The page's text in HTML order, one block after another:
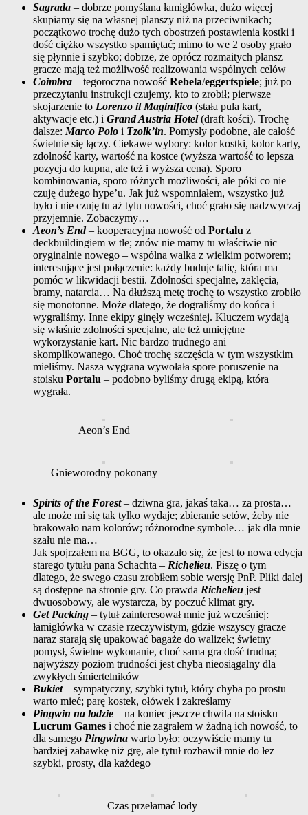
Sagrada – dobrze pomyślana łamigłówka, dużo więcej
skupiamy się na własnej planszy niż na przeciwnikach;
początkowo trochę dużo tych obostrzeń postawienia kostki i
dość ciężko wszystko spamiętać; mimo to we 2 osoby grało
się płynnie i szybko; dobrze, że oprócz rozmaitych plansz
gracze mają też możliwość realizowania wspólnych celów
Coimbra – tegoroczna nowość Rebela/eggertspiele; już po
przeczytaniu instrukcji czujemy, kto to zrobił; pierwsze
skojarzenie to Lorenzo il Maginifico (stała pula kart,
aktywacje etc.) i Grand Austria Hotel(draft kości). Trochę
dalsze: Marco Polo i Tzolk’in. Pomysły podobne, ale całość
świetnie się łączy. Ciekawe wybory: kolor kostki, kolor karty,
zdolność karty, wartość na kostce (wyższa wartość to lepsza
pozycja do kupna, ale też i wyższa cena). Sporo
kombinowania, sporo różnych możliwości, ale póki co nie
czuję dużego hype’u. Jak już wspomniałem, wszystko już
było i nie czuję tu aż tylu nowości, choć grało się nadzwyczaj
przyjemnie. Zobaczymy…
Aeon’s End– kooperacyjna nowość od Portalu z
deckbuildingiem w tle; znów nie mamy tu właściwie nic
oryginalnie nowego – wspólna walka z wielkim potworem;
interesujące jest połączenie: każdy buduje talię, która ma
pomóc w likwidacji bestii. Zdolności specjalne, zaklęcia,
bramy, natarcia… Na dłuższą metę trochę to wszystko zrobiło
się monotonne. Może dlatego, że dograliśmy do końca i
wygraliśmy. Inne ekipy ginęły wcześniej. Kluczem wydają
się właśnie zdolności specjalne, ale też umiejętne
wykorzystanie kart. Nic bardzo trudnego ani
skomplikowanego. Choć trochę szczęścia w tym wszystkim
mieliśmy. Nasza wygrana wywołała spore poruszenie na
stoisku Portalu – podobno byliśmy drugą ekipą, która
wygrała.
Aeon’s End
Gnieworodny pokonany
Spirits of the Forest– dziwna gra, jakaś taka… za prosta…
ale może mi się tak tylko wydaje; zbieranie setów, żeby nie
brakowało nam kolorów; różnorodne symbole… jak dla mnie
szału nie ma…
Jak spojrzałem na BGG, to okazało się, że jest to nowa edycja
starego tytułu pana Schachta – Richelieu. Piszę o tym
dlatego, że swego czasu zrobiłem sobie wersję PnP. Pliki dalej
są dostępne na stronie gry. Co prawda Richelieu jest
dwuosobowy, ale wystarcza, by poczuć klimat gry.
Get Packing – tytuł zainteresował mnie już wcześniej:
łamigłówka w czasie rzeczywistym, gdzie wszyscy gracze
naraz starają się upakować bagaże do walizek; świetny
pomysł, świetne wykonanie, choć sama gra dość trudna;
najwyższy poziom trudności jest chyba nieosiągalny dla
zwykłych śmiertelników
Bukiet– sympatyczny, szybki tytuł, który chyba po prostu
warto mieć; parę kostek, ołówek i zakreślamy
Pingwin na lodzie – na koniec jeszcze chwila na stoisku
Lucrum Games i choć nie zagrałem w żadną ich nowość, to
dla samego Pingwina warto było; oczywiście mamy tu
bardziej zabawkę niż grę, ale tytuł rozbawił mnie do łez –
szybki, prosty, dla każdego
Czas przełamać lody